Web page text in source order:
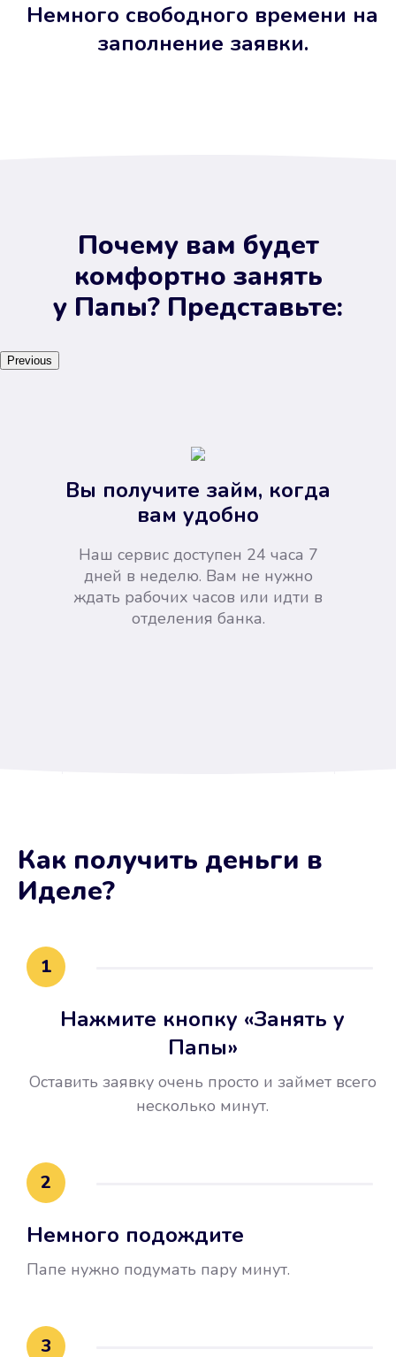
Немного свободного времени на
заполнение заявки.
Почему вам будет
комфортно занять
у Папы? Представьте:
Previous
Вы получите займ, когда
вам удобно
Наш сервис доступен 24 часа 7
дней в неделю. Вам не нужно
ждать рабочих часов или идти в
отделения банка.
Не потребовались справки, залоги
и поручители. Папа вам доверяет.
воспользовались бесплатной
это открыло новые возможности в
Как получить деньги в
Иделе?
1
Нажмите кнопку «Занять у
Папы»
Оставить заявку очень просто и займет всего
несколько минут.
2
Немного подождите
Папе нужно подумать пару минут.
3